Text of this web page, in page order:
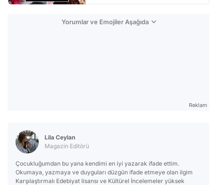
Yorumlar ve Emojiler Aşağıda
Reklam
Lila Ceylan
Magazin Editörü
Çocukluğumdan bu yana kendimi en iyi yazarak ifade ettim.
Okumaya, yazmaya ve duyguları düzgün ifade etmeye olan ilgim
Karşılaştırmalı Edebiyat lisansı ve Kültürel İncelemeler yüksek